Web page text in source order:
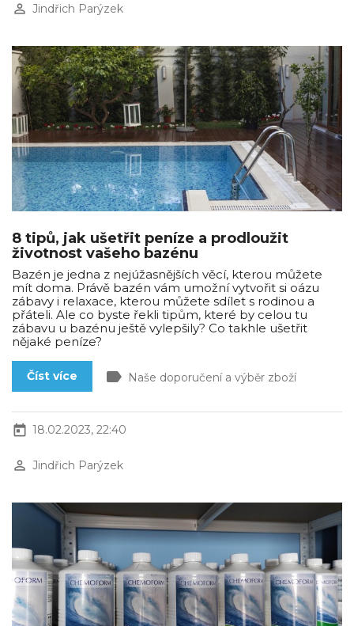
perm_identity Jindřich Parýzek
8 tipů, jak ušetřit peníze a prodloužit
životnost vašeho bazénu
Bazén je jedna z nejúžasnějších věcí, kterou můžete
mít doma. Právě bazén vám umožní vytvořit si oázu
zábavy i relaxace, kterou můžete sdílet s rodinou a
přáteli. Ale co byste řekli tipům, které by celou tu
zábavu u bazénu ještě vylepšily? Co takhle ušetřit
nějaké peníze?
Číst více label Naše doporučení a výběr zboží
today 18.02.2023, 22:40
perm_identity Jindřich Parýzek